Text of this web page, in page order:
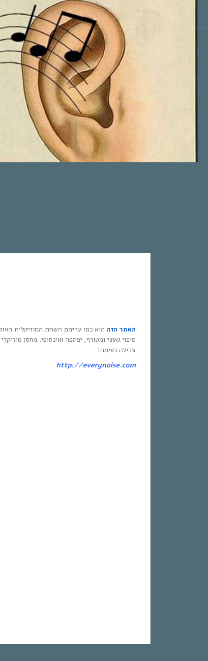
האתר הזה הוא כמו ערימת השחת המוזיקלית
מיפוי גאוני ומטורף, יפהפה ואינסופי. מחסן
צלילה נעימה!
http://everynoise.com